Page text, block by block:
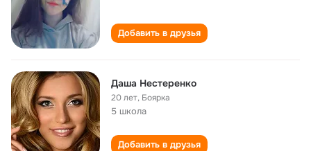
Добавить в друзья
Даша Нестеренко
20 лет, Боярка
5 школа
Добавить в друзья